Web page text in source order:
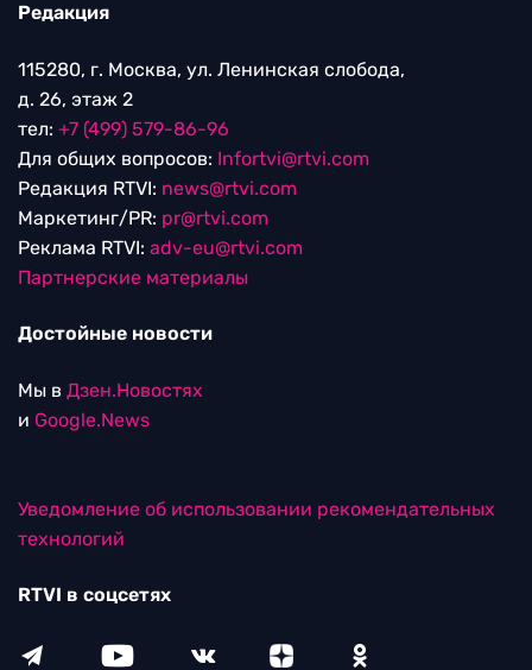
Редакция
115280, г. Москва, ул. Ленинская слобода,
д. 26, этаж 2
тел: +7 (499) 579-86-96
Для общих вопросов: Infortvi@rtvi.com
Редакция RTVI: news@rtvi.com
Маркетинг/PR: pr@rtvi.com
Реклама RTVI: adv-eu@rtvi.com
Партнерские материалы
Достойные новости
Мы в Дзен.Новостях
и Google.News
Уведомление об использовании рекомендательных
технологий
RTVI в соцсетях